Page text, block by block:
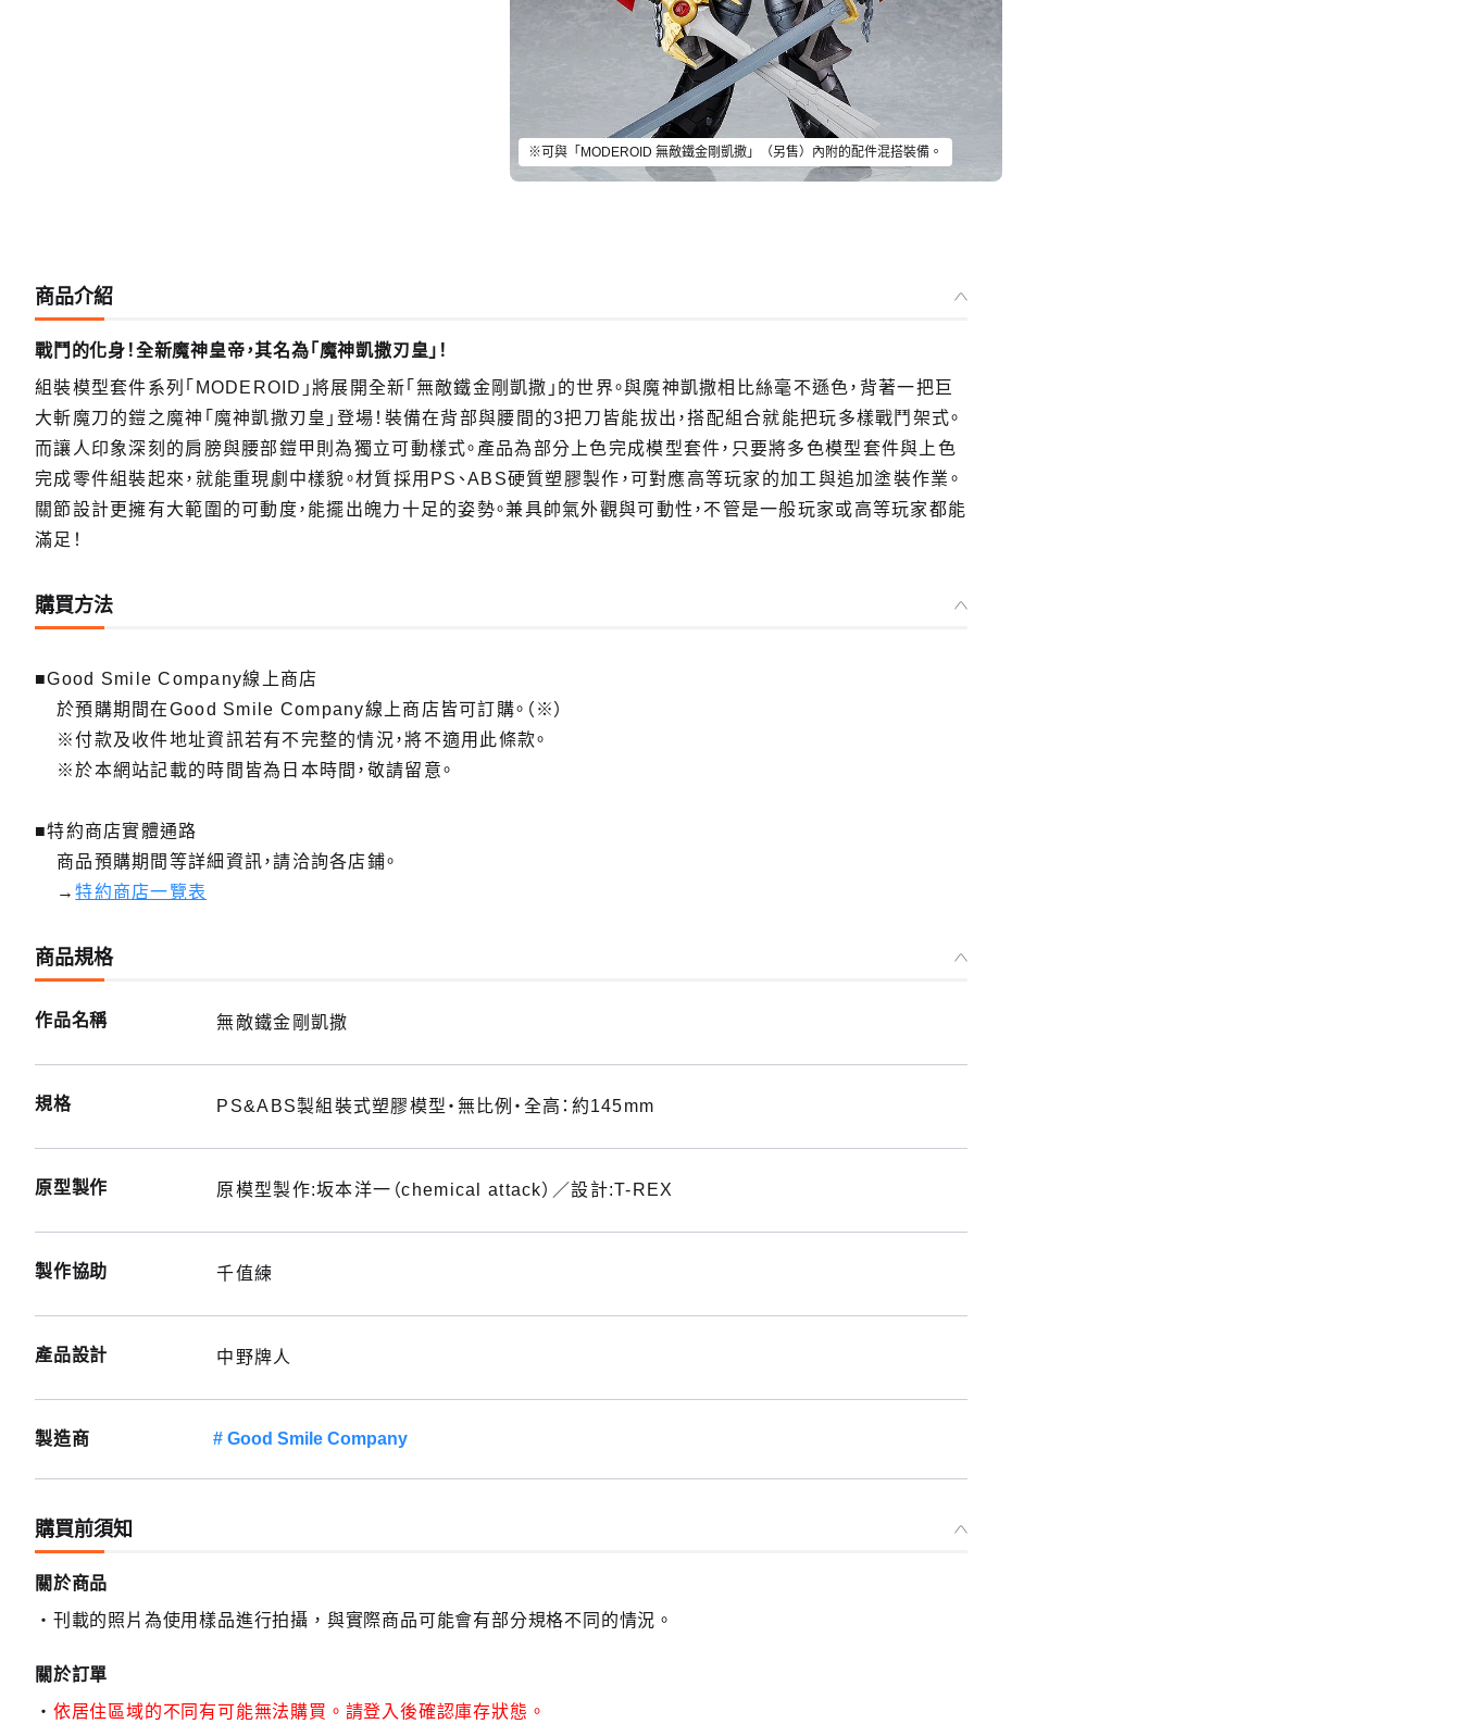
※可與「MODEROID 無敵鐵金剛凱撒」（另售）內附的配件混搭裝備。
商品介紹
戰鬥的化身！全新魔神皇帝，其名為「魔神凱撒刃皇」！
組裝模型套件系列「MODEROID」將展開全新「無敵鐵金剛凱撒」的世界。與魔神凱撒相比絲毫不遜色，背著一把巨
大斬魔刀的鎧之魔神「魔神凱撒刃皇」登場！裝備在背部與腰間的3把刀皆能拔出，搭配組合就能把玩多樣戰鬥架式。
而讓人印象深刻的肩膀與腰部鎧甲則為獨立可動樣式。產品為部分上色完成模型套件，只要將多色模型套件與上色
完成零件組裝起來，就能重現劇中樣貌。材質採用PS、ABS硬質塑膠製作，可對應高等玩家的加工與追加塗裝作業。
關節設計更擁有大範圍的可動度，能擺出魄力十足的姿勢。兼具帥氣外觀與可動性，不管是一般玩家或高等玩家都能
滿足！
購買方法
■Good Smile Company線上商店
於預購期間在Good Smile Company線上商店皆可訂購。（※）
※付款及收件地址資訊若有不完整的情況，將不適用此條款。
※於本網站記載的時間皆為日本時間，敬請留意。
■特約商店實體通路
商品預購期間等詳細資訊，請洽詢各店鋪。
→特約商店一覽表
商品規格
作品名稱 無敵鐵金剛凱撒
規格 PS&ABS製組裝式塑膠模型・無比例・全高：約145mm
原型製作 原模型製作:坂本洋一（chemical attack）／設計:T-REX
製作協助 千值練
產品設計 中野牌人
製造商 Good Smile Company
購買前須知
關於商品
刊載的照片為使用樣品進行拍攝，與實際商品可能會有部分規格不同的情況。
關於訂單
依居住區域的不同有可能無法購買。請登入後確認庫存狀態。